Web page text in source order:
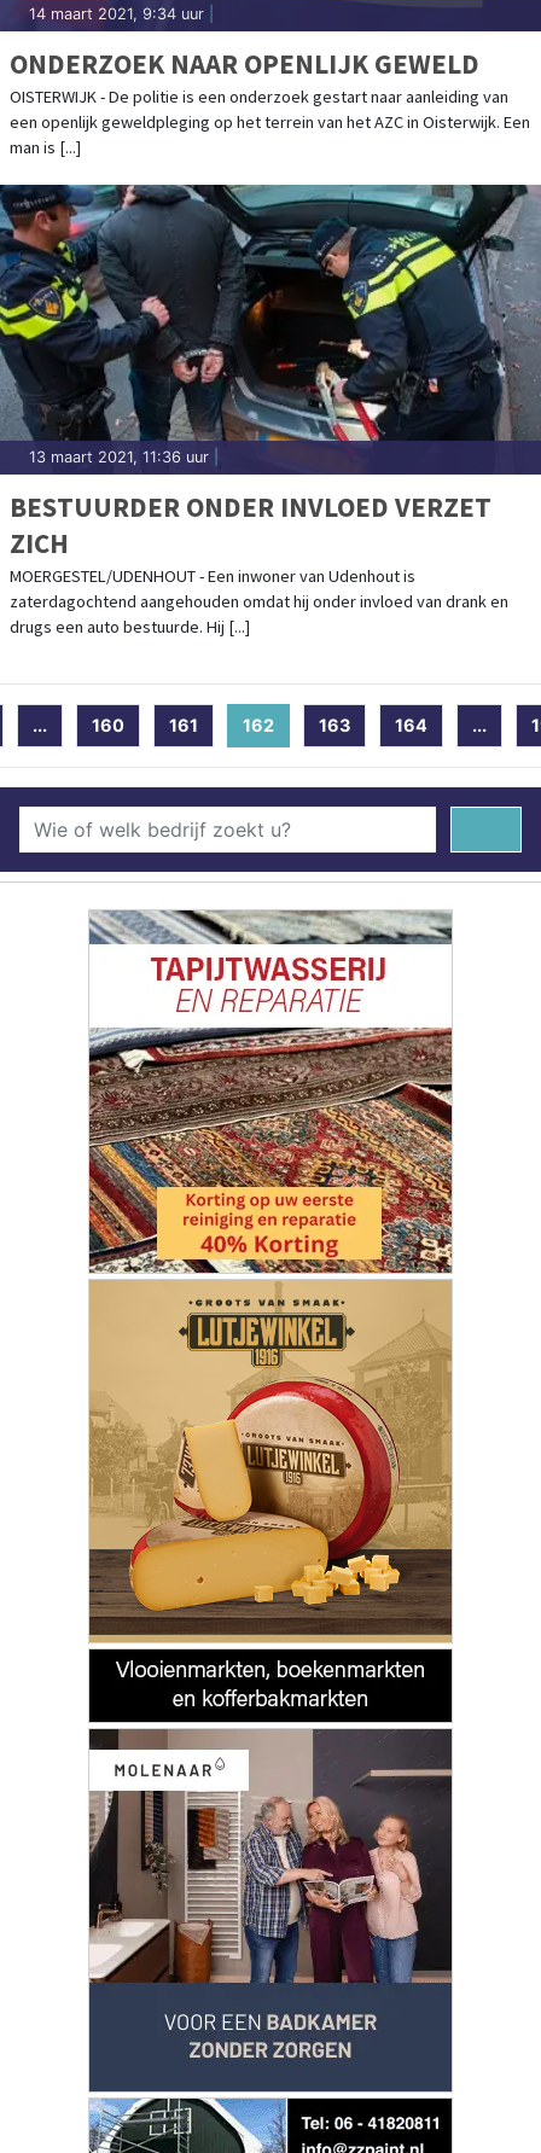
14 maart 2021, 9:34 uur
ONDERZOEK NAAR OPENLIJK GEWELD
OISTERWIJK - De politie is een onderzoek gestart naar aanleiding van
een openlijk geweldpleging op het terrein van het AZC in Oisterwijk. Een
man is [...]
13 maart 2021, 11:36 uur
BESTUURDER ONDER INVLOED VERZET
ZICH
MOERGESTEL/UDENHOUT - Een inwoner van Udenhout is
zaterdagochtend aangehouden omdat hij onder invloed van drank en
drugs een auto bestuurde. Hij [...]
... 160 161 162(current)
163 164 ...